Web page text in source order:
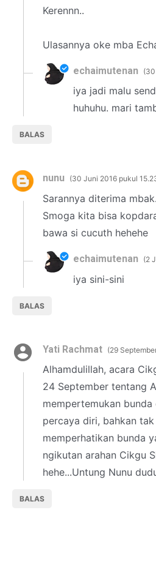
Kerennn..
Ulasannya oke mba
BALAS
echaimutenan
iya jadi malu
huhuhu. mari
nunu 30 Juni 2016 pukul
Sarannya diterima
Smoga kita bisa
bawa si cucuth hehehe
BALAS
echaimutenan 2
iya sini-sini
Yati Rachmat 29
Alhamdulillah, acara
24 September tentang
mempertemukan
percaya diri, bahkan tak
memperhatikan bunda
ngikutan arahan Cikgu
hehe...Untung Nunu
BALAS